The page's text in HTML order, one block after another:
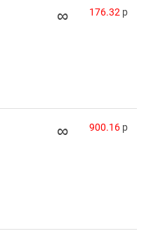
∞ 176.32 p
∞ 900.16 p